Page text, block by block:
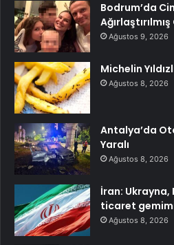
Bodrum’da
Ağustos 9, 2026
Michelin
Ağustos 8, 2026
Antalya’da
Yaralı
Ağustos 8, 2026
İran: Ukrayna,
ticaret
Ağustos 8, 2026